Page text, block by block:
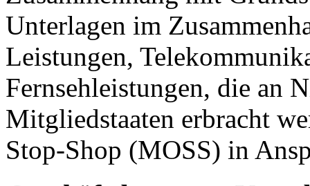
Unterlagen im
Leistungen,
Fernsehleistungen, die an
Mitgliedstaaten erbracht
Stop-Shop (MOSS) in